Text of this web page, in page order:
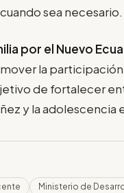
sea necesario.
por el Nuevo
la
de fortalecer
y la adolescencia
Ministerio de